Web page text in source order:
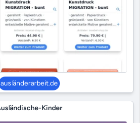
ausländerarbeit.de
Kinder